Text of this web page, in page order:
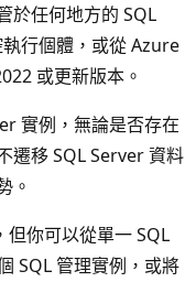
於任何地方的 SQL
行個體，或從 Azure
或更新版本。
實例，無論是否存在
遷移 SQL Server 資料
。
你可以從單一 SQL
SQL 管理實例，或將